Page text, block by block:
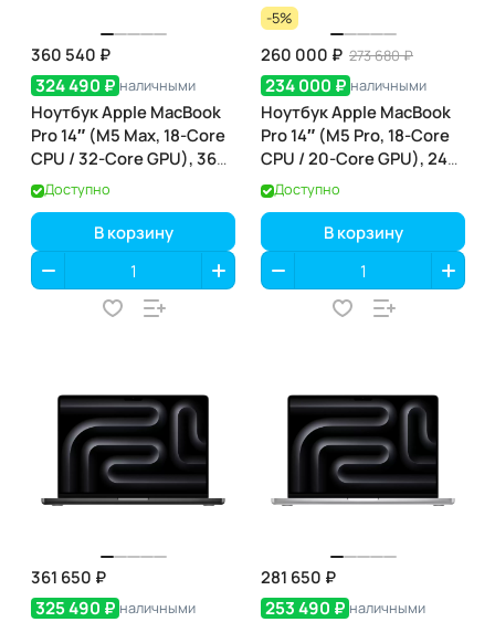
360 540 ₽
324 490 ₽ наличными
Ноутбук Apple MacBook
Pro 14″ (M5 Max, 18-Core
CPU / 32-Core GPU), 36
ГБ / 2 ТБ, Silver
(серебристый) (MGDQ4)
Доступно
В корзину
-5%
260 000 ₽ 273 680 ₽
234 000 ₽ наличными
Ноутбук Apple MacBook
Pro 14″ (M5 Pro, 18-Core
CPU / 20-Core GPU), 24
ГБ / 2 ТБ, Space Black
(чёрный космос)
(MGDT4)
Доступно
В корзину
361 650 ₽
325 490 ₽ наличными
281 650 ₽
253 490 ₽ наличными